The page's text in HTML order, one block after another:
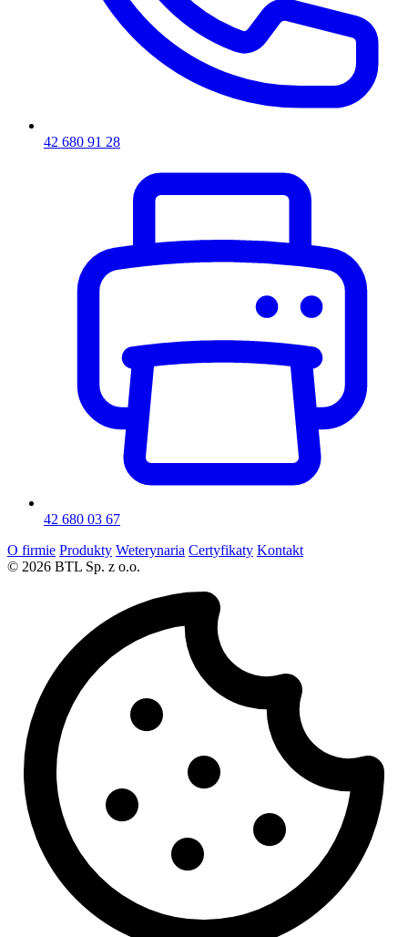
42 680 91 28
42 680 03 67
O firmie Produkty Weterynaria Certyfikaty Kontakt
© 2026 BTL Sp. z o.o.